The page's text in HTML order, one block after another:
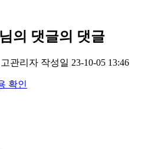
의 댓글의 댓글
관리자 작성일 23-10-05 13:46
확인